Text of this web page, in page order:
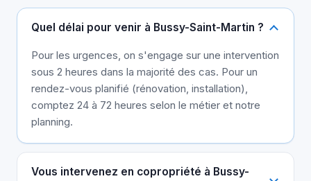
Quel délai pour venir à Bussy-Saint-Martin ?
Pour les urgences, on s'engage sur une intervention
sous 2 heures dans la majorité des cas. Pour un
rendez-vous planifié (rénovation, installation),
comptez 24 à 72 heures selon le métier et notre
planning.
Vous intervenez en copropriété à Bussy-